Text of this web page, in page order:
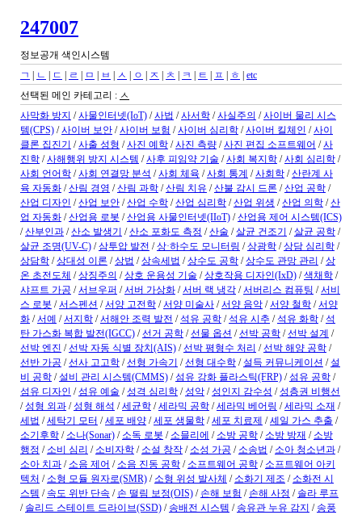
247007
정보공개 색인시스템
ㄱ
ㄴ ㄷ ㄹ ㅁ ㅂ ㅅ ㅇ ㅈ ㅊ ㅋ ㅌ ㅍ ㅎ
etc
선택된 메인 카테고리 : ㅅ
사막화 방지 /사물인터넷(IoT) /사법 /사서학 /사실주의 /사이버 물리 시스
템(CPS) /사이버 보안 /사이버 보험 /사이버 심리학 /사이버 킬체인 /사이
클론 집진기 /사출 성형 /사진 예학 /사진 측량 /사진 편집 소프트웨어 /사
진학 /사해행위 방지 시스템 /사후 피임약 기술 /사회 복지학 /사회 심리학 /
사회 언어학 /사회 연결망 분석 /사회 체육 /사회 통계 /사회학 /산란계 사
육 자동화 /산림 경영 /산림 과학 /산림 치유 /산불 감시 드론 /산업 공학 /
산업 디자인 /산업 보안 /산업 수학 /산업 심리학 /산업 위생 /산업 의학 /산
업 자동화 /산업용 로봇 /산업용 사물인터넷(IIoT) /산업용 제어 시스템(ICS)
/산부인과 /산소 발생기 /산소 포화도 측정 /산술 /살균 건조기 /살균 공학 /
살균 조명(UV-C) /삼투압 발전 /상·하수도 모니터링 /상광학 /상담 심리학 /
상담학 /상대성 이론 /상법 /상속세법 /상수도 공학 /상수도 관망 관리 /상
온 초전도체 /상징주의 /상호 운용성 기술 /상호작용 디자인(IxD) /색채학 /
샤프트 가공 /서브우퍼 /서버 가상화 /서버 랙 냉각 /서버리스 컴퓨팅 /서비
스 로봇 /서스펜션 /서양 고전학 /서양 미술사 /서양 음악 /서양 철학 /서양
화 /서예 /서지학 /서해안 조력 발전 /석유 공학 /석유 시추 /석유 화학 /석
탄 가스화 복합 발전(IGCC) /선거 공학 /선물 옵션 /선박 공학 /선박 설계 /
선박 엔진 /선박 자동 식별 장치(AIS) /선박 평형수 처리 /선박 해양 공학 /
선반 가공 /선사 고고학 /선형 가속기 /선형 대수학 /설득 커뮤니케이션 /설
비 공학 /설비 관리 시스템(CMMS) /섬유 강화 플라스틱(FRP) /섬유 공학 /
섬유 디자인 /섬유 예술 /성격 심리학 /성악 /성인지 감수성 /성층권 비행선
/성형 외과 /성형 해석 /세균학 /세라믹 공학 /세라믹 베어링 /세라믹 소재 /
세법 /세탁기 모터 /세포 배양 /세포 생물학 /세포 치료제 /셰일 가스 추출 /
소기후학 / 소나(Sonar) / 소독 로봇 / 소믈리에 / 소방 공학 / 소방 방재 / 소방
행정 / 소비 심리 / 소비자학 / 소설 창작 / 소성 가공 / 소송법 / 소아 청소년과 /
소아 치과 / 소음 제어 / 소음 진동 공학 / 소프트웨어 공학 / 소프트웨어 아키
텍처 / 소형 모듈 원자로(SMR) / 소형 위성 발사체 / 소화기 제조 / 소화전 시
스템 / 속도 위반 단속 / 손 떨림 보정(OIS) / 손해 보험 / 손해 사정 / 솔라 루프
/ 솔리드 스테이트 드라이브(SSD) / 송배전 시스템 / 송유관 누유 감지 / 송풍